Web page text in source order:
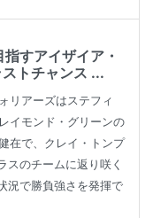
すアイザイア・
ストチャンス ...
リアーズはステフィ
イモンド・グリーンの
在で、クレイ・トンプ
スのチームに返り咲く
況で勝負強さを発揮で